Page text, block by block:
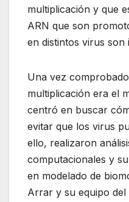
multiplicación y que
ARN que son
en distintos virus son
Una vez
multiplicación era el
centró en buscar
evitar que los virus
ello, realizaron
computacionales y
en modelado de
Arrar y su equipo